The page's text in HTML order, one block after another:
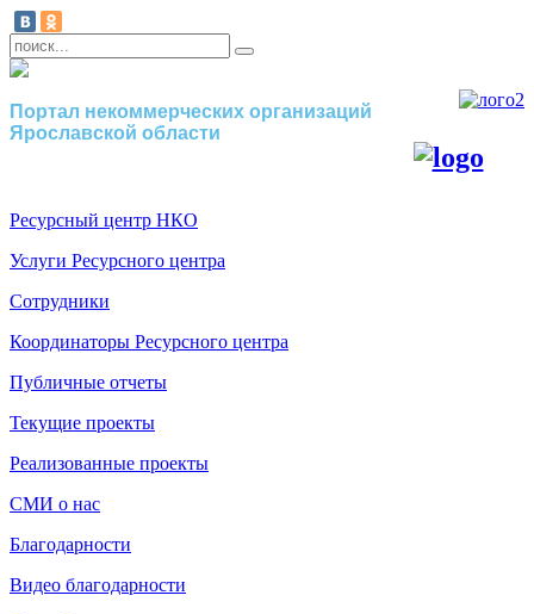
Портал некоммерческих организаций
Ярославской области
Ресурсный центр НКО
Услуги Ресурсного центра
Сотрудники
Координаторы Ресурсного центра
Публичные отчеты
Текущие проекты
Реализованные проекты
СМИ о нас
Благодарности
Видео благодарности